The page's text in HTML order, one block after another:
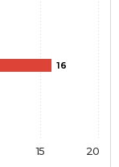
16
15 20